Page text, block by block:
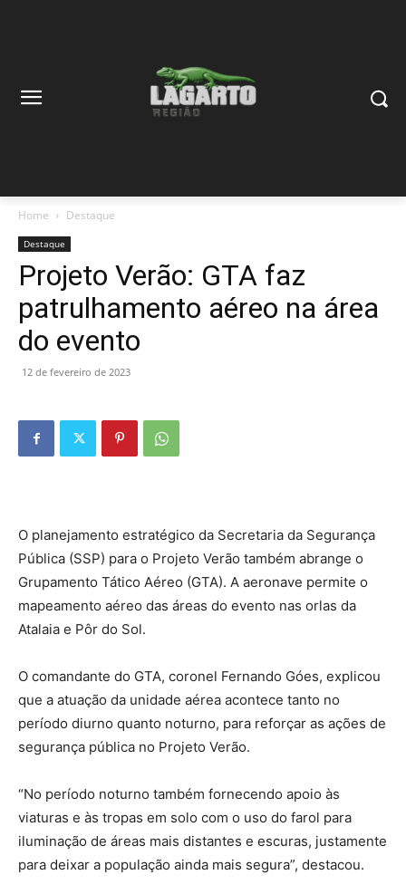
Home Destaque
Destaque
Projeto Verão: GTA faz
patrulhamento aéreo na área
do evento
12 de fevereiro de 2023
O planejamento estratégico da Secretaria da Segurança
Pública (SSP) para o Projeto Verão também abrange o
Grupamento Tático Aéreo (GTA). A aeronave permite o
mapeamento aéreo das áreas do evento nas orlas da
Atalaia e Pôr do Sol.
O comandante do GTA, coronel Fernando Góes, explicou
que a atuação da unidade aérea acontece tanto no
período diurno quanto noturno, para reforçar as ações de
segurança pública no Projeto Verão.
“No período noturno também fornecendo apoio às
viaturas e às tropas em solo com o uso do farol para
iluminação de áreas mais distantes e escuras, justamente
para deixar a população ainda mais segura”, destacou.